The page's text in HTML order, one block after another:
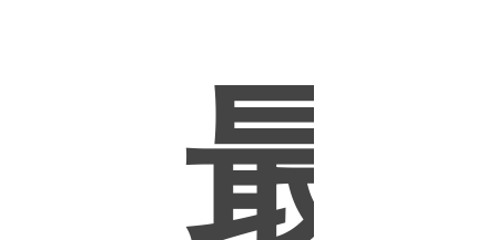
集
最